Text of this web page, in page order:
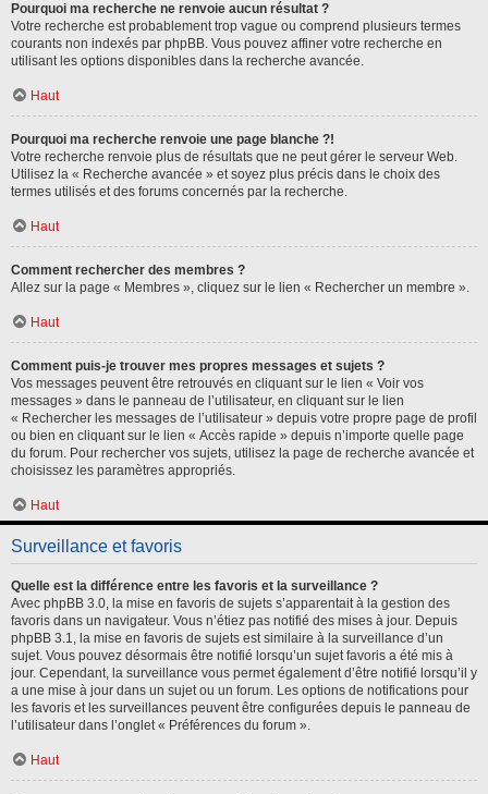
Pourquoi ma recherche ne renvoie aucun résultat ?
Votre recherche est probablement trop vague ou comprend plusieurs termes
courants non indexés par phpBB. Vous pouvez affiner votre recherche en
utilisant les options disponibles dans la recherche avancée.
Haut
Pourquoi ma recherche renvoie une page blanche ?!
Votre recherche renvoie plus de résultats que ne peut gérer le serveur Web.
Utilisez la « Recherche avancée » et soyez plus précis dans le choix des
termes utilisés et des forums concernés par la recherche.
Haut
Comment rechercher des membres ?
Allez sur la page « Membres », cliquez sur le lien « Rechercher un membre ».
Haut
Comment puis-je trouver mes propres messages et sujets ?
Vos messages peuvent être retrouvés en cliquant sur le lien « Voir vos
messages » dans le panneau de l’utilisateur, en cliquant sur le lien
« Rechercher les messages de l’utilisateur » depuis votre propre page de profil
ou bien en cliquant sur le lien « Accès rapide » depuis n’importe quelle page
du forum. Pour rechercher vos sujets, utilisez la page de recherche avancée et
choisissez les paramètres appropriés.
Haut
Surveillance et favoris
Quelle est la différence entre les favoris et la surveillance ?
Avec phpBB 3.0, la mise en favoris de sujets s’apparentait à la gestion des
favoris dans un navigateur. Vous n’étiez pas notifié des mises à jour. Depuis
phpBB 3.1, la mise en favoris de sujets est similaire à la surveillance d’un
sujet. Vous pouvez désormais être notifié lorsqu’un sujet favoris a été mis à
jour. Cependant, la surveillance vous permet également d’être notifié lorsqu’il y
a une mise à jour dans un sujet ou un forum. Les options de notifications pour
les favoris et les surveillances peuvent être configurées depuis le panneau de
l’utilisateur dans l’onglet « Préférences du forum ».
Haut